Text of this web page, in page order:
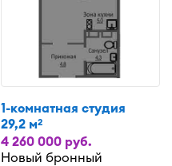
1-комнатная студия
29,2 м2
4 260 000 руб.
Новый бронный